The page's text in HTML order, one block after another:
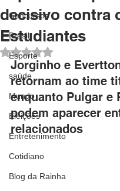
Concursos
Brasil
Esporte
saúde
Mundo
Eleições
Entretenimento
Cotidiano
Blog da Rainha
decisivo contra
Estudiantes
Avaliado com NaN de
Jorginho e
retornam ao time
enquanto Pulgar e
podem aparecer
relacionados